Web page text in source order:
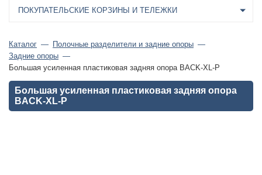
ПОКУПАТЕЛЬСКИЕ КОРЗИНЫ И ТЕЛЕЖКИ
Каталог
Полочные разделители и задние опоры
Задние опоры
Большая усиленная пластиковая задняя опора BACK-XL-P
Большая усиленная пластиковая задняя опора
BACK-XL-P